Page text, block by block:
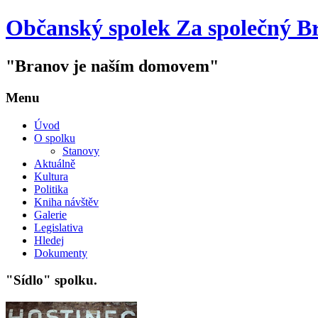
Občanský spolek Za společný
"Branov je naším domovem"
Menu
Úvod
O spolku
Stanovy
Aktuálně
Kultura
Politika
Kniha návštěv
Galerie
Legislativa
Hledej
Dokumenty
"Sídlo" spolku.